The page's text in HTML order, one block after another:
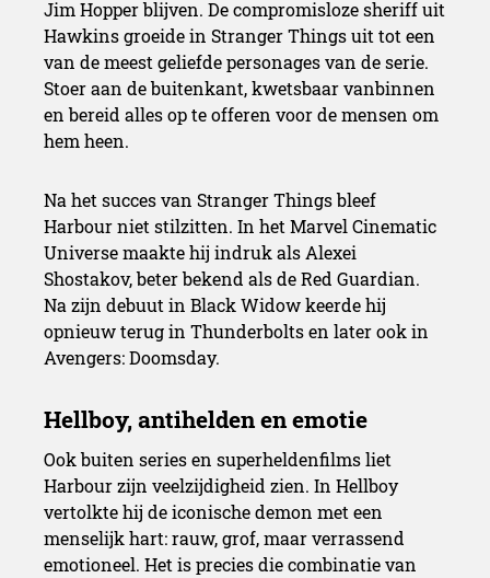
Jim Hopper blijven. De compromisloze sheriff uit
Hawkins groeide in Stranger Things uit tot een
van de meest geliefde personages van de serie.
Stoer aan de buitenkant, kwetsbaar vanbinnen
en bereid alles op te offeren voor de mensen om
hem heen.
Na het succes van Stranger Things bleef
Harbour niet stilzitten. In het Marvel Cinematic
Universe maakte hij indruk als Alexei
Shostakov, beter bekend als de Red Guardian.
Na zijn debuut in Black Widow keerde hij
opnieuw terug in Thunderbolts en later ook in
Avengers: Doomsday.
Ook buiten series en superheldenfilms liet
Harbour zijn veelzijdigheid zien. In Hellboy
vertolkte hij de iconische demon met een
menselijk hart: rauw, grof, maar verrassend
emotioneel. Het is precies die combinatie van